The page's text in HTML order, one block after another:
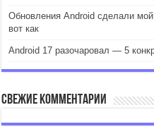
Обновления Android сделали
вот как
Android 17 разочаровал — 5
Свежие комментарии